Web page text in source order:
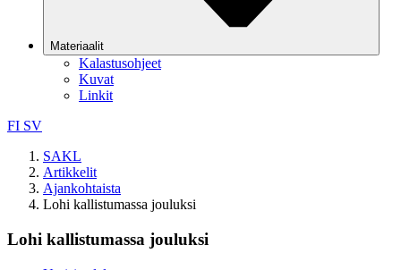
Materiaalit
Kalastusohjeet
Kuvat
Linkit
FI SV
SAKL
Artikkelit
Ajankohtaista
Lohi kallistumassa jouluksi
Lohi kallistumassa jouluksi